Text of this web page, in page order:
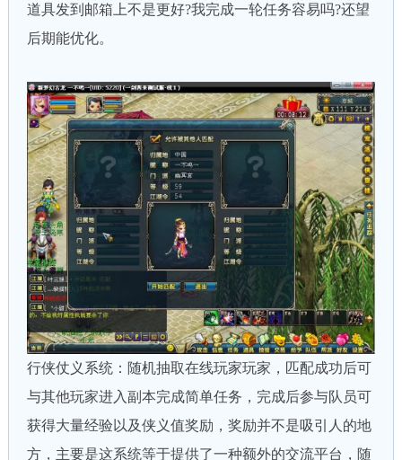
道具发到邮箱上不是更好?我完成一轮任务容易吗?还望
后期能优化。
行侠仗义系统：随机抽取在线玩家玩家，匹配成功后可
与其他玩家进入副本完成简单任务，完成后参与队员可
获得大量经验以及侠义值奖励，奖励并不是吸引人的地
方，主要是这系统等于提供了一种额外的交流平台，随